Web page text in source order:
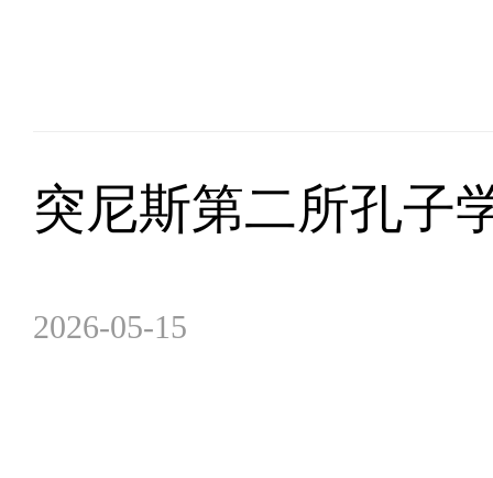
突尼斯第二所孔子
2026-05-15